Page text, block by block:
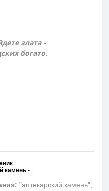
злата -
богато.
камень -
"аптекарский камень",